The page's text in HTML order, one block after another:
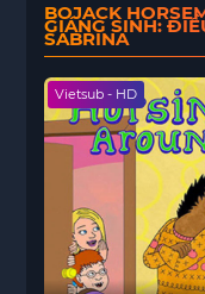
BOJACK
GIÁNG SINH:
SABRINA
Vietsub - HD